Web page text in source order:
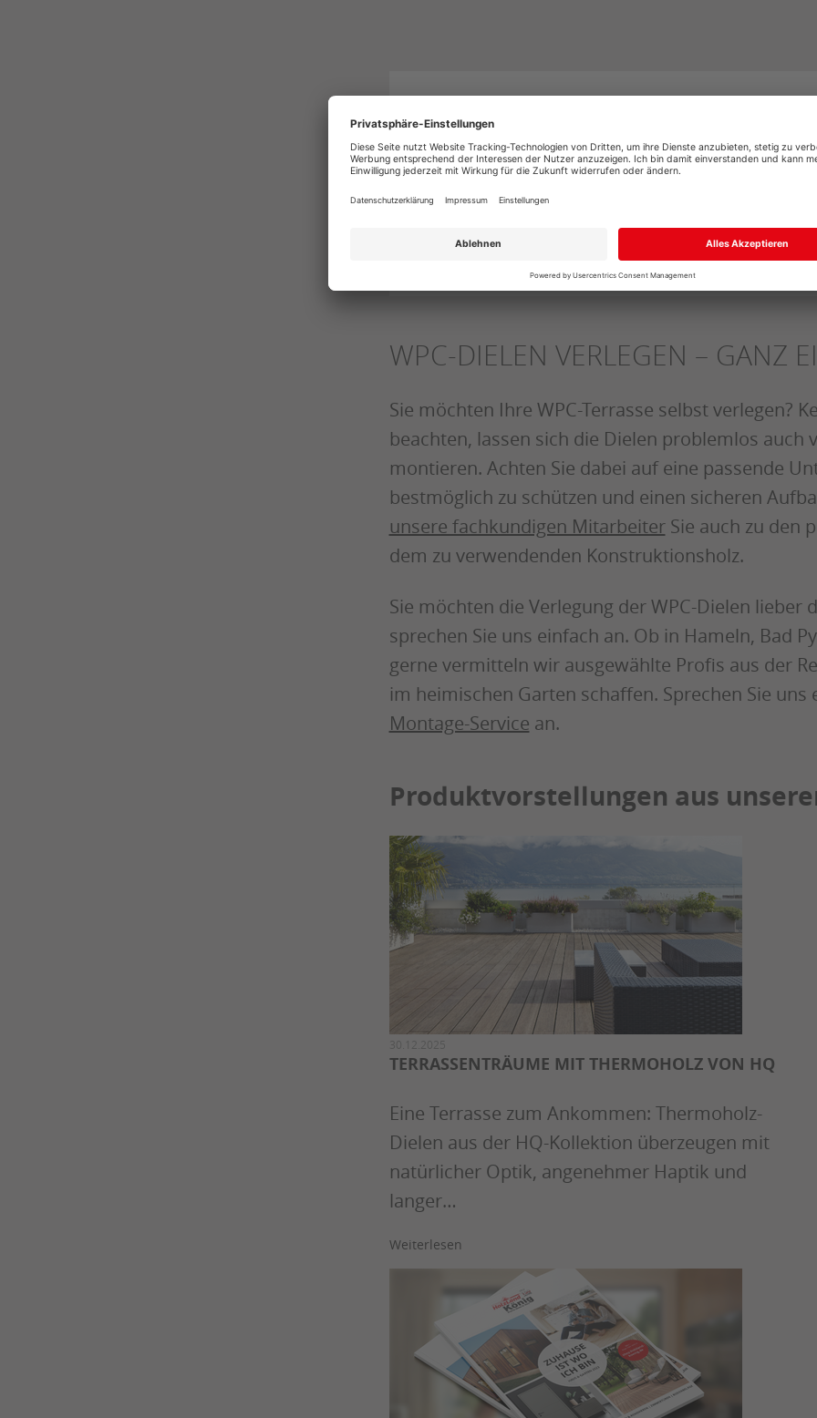
Holzland König Hauskatalog
Finden Sie Inspiration, Ideen und Trends in
aktuellen Katalog.
JETZT DURCHBLÄTTERN!
WPC-DIELEN VERLEGEN – GANZ
Sie möchten Ihre WPC-Terrasse selbst verlegen?
beachten, lassen sich die Dielen problemlos
montieren. Achten Sie dabei auf eine passende
bestmöglich zu schützen und einen sicheren
unsere fachkundigen MitarbeiterSie auch zu den
dem zu verwendenden Konstruktionsholz.
Sie möchten die Verlegung der WPC-Dielen lieber
sprechen Sie uns einfach an. Ob in Hameln, Bad
gerne vermitteln wir ausgewählte Profis aus der
im heimischen Garten schaffen. Sprechen Sie uns
Montage-Service an.
Produktvorstellungen aus
30.12.2025
TERRASSENTRÄUME MIT THERMOHOLZ VON HQ
Eine Terrasse zum Ankommen: Thermoholz-
Dielen aus der HQ-Kollektion überzeugen mit
natürlicher Optik, angenehmer Haptik und
langer…
Weiterlesen